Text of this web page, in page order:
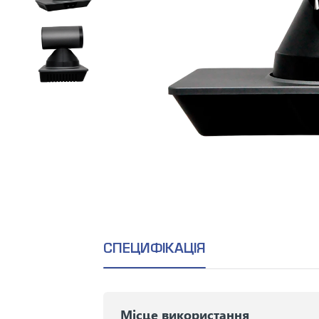
СПЕЦИФІКАЦІЯ
Місце використання